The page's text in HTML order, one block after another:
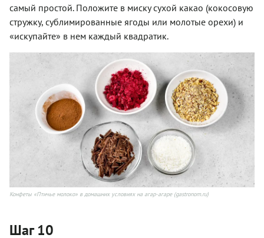
самый простой. Положите в миску сухой какао (кокосовую
стружку, сублимированные ягоды или молотые орехи) и
«искупайте» в нем каждый квадратик.
Конфеты «Птичье молоко» в домашних условиях на агар-агаре (gastronom.ru)
Шаг 10